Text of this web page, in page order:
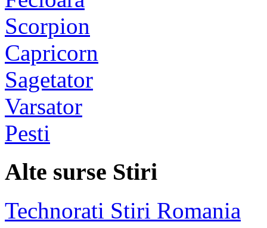
Scorpion
Capricorn
Sagetator
Varsator
Pesti
Alte surse Stiri
Technorati Stiri Romania